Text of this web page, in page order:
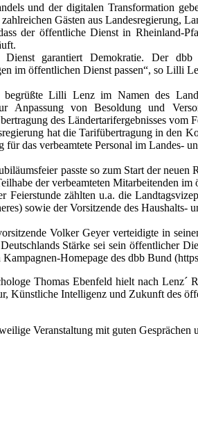
und der digitalen Transformation
Gästen aus Landesregierung,
der öffentliche Dienst in Rheinland-
Dienst garantiert Demokratie. Der
im öffentlichen Dienst passen“, so Lilli
begrüßte Lilli Lenz im Namen des
Anpassung von Besoldung und
des Ländertarifergebnisses vom
hat die Tarifübertragung in den
für das verbeamtete Personal im Landes-
passte so zum Start der
der verbeamteten Mitarbeitenden
Feierstunde zählten u.a. die
sowie der Vorsitzende des Haushalts-
Volker Geyer verteidigte in
Stärke sei sein öffentlicher
Kampagnen-Homepage des dbb Bund
Thomas Ebenfeld hielt nach
Künstliche Intelligenz und Zukunft des
Veranstaltung mit guten Gesprächen